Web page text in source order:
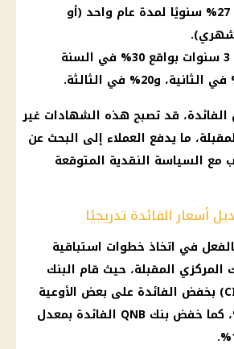
شهادة بعائد 27% سنويًا لمدة عام واحد (أو
شهادة لمدة 3 سنوات بواقع 30% في السنة
قد تصبح هذه الشهادات غير
ما يدفع العملاء إلى البحث عن
مع السياسة النقدية المتوقعة
أسعار الفائدة تدريجيًا
في اتخاذ خطوات استباقية
المركزي المقبلة، حيث قام البنك
الأوعية
بنك
QNB الفائدة بمعدل